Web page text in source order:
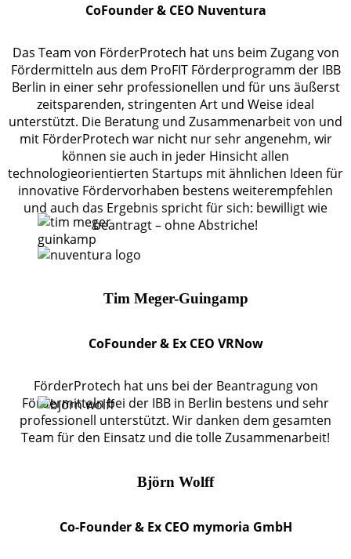
CoFounder & CEO Nuventura
Das Team von FörderProtech hat uns beim Zugang von
Fördermitteln aus dem ProFIT Förderprogramm der IBB
Berlin in einer sehr professionellen und für uns äußerst
zeitsparenden, stringenten Art und Weise ideal
unterstützt. Die Beratung und Zusammenarbeit von und
mit FörderProtech war nicht nur sehr angenehm, wir
können sie auch in jeder Hinsicht allen
technologieorientierten Startups mit ähnlichen Ideen für
innovative Fördervorhaben bestens weiterempfehlen
und auch das Ergebnis spricht für sich: bewilligt wie
beantragt – ohne Abstriche!
Tim Meger-Guingamp
CoFounder & Ex CEO VRNow
FörderProtech hat uns bei der Beantragung von
Fördermitteln bei der IBB in Berlin bestens und sehr
professionell unterstützt. Wir danken dem gesamten
Team für den Einsatz und die tolle Zusammenarbeit!
Björn Wolff
Co-Founder & Ex CEO mymoria GmbH